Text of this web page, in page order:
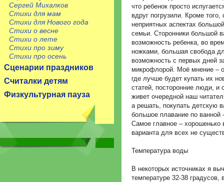
Сергей Михалков
Стихи для мам
Стихи для Нового года
Стихи о весне
Стихи о лете
Стихи про зиму
Стихи про осень
Сценарии праздников
Считалки детям
Физкультурная пауза
что ребенок просто
вдруг погрузили. Кроме
неприятных аспектах
семьи. Сторонники большой
возможность ребенка, во
ножками, большая свобода
возможность с первых дней
микрофлорой. Моё мнение –
где лучше будет купать их
статей, посторонние люди, и
живет очередной наш
а решать, покупать детскую
большое плавание по
Самое главное – хорошенько
варианта для всех не
Температура воды
В некоторых источниках я
температуре 32-38 градусов,